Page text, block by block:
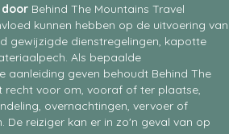
Behind The Mountains Travel
kunnen hebben op de uitvoering van
gewijzigde dienstregelingen, kapotte
Als bepaalde
aanleiding geven behoudt Behind The
recht voor om, vooraf of ter plaatse,
overnachtingen, vervoer of
De reiziger kan er in zo'n geval van op